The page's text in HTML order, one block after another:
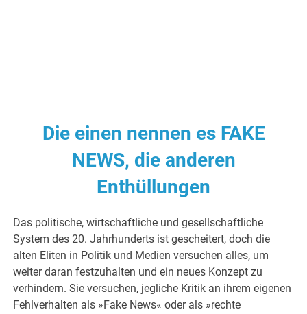
Die einen nennen es FAKE
NEWS, die anderen
Enthüllungen
Das politische, wirtschaftliche und gesellschaftliche
System des 20. Jahrhunderts ist gescheitert, doch die
alten Eliten in Politik und Medien versuchen alles, um
weiter daran festzuhalten und ein neues Konzept zu
verhindern. Sie versuchen, jegliche Kritik an ihrem eigenen
Fehlverhalten als »Fake News« oder als »rechte